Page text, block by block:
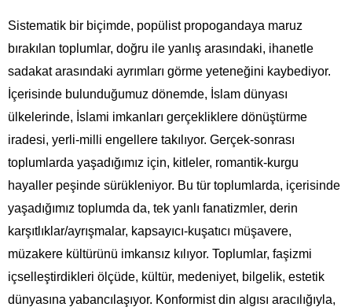
Sistematik bir biçimde, popülist propogandaya maruz
bırakılan toplumlar, doğru ile yanlış arasındaki, ihanetle
sadakat arasındaki ayrımları görme yeteneğini kaybediyor.
İçerisinde bulunduğumuz dönemde, İslam dünyası
ülkelerinde, İslami imkanları gerçekliklere dönüştürme
iradesi, yerli-milli engellere takılıyor. Gerçek-sonrası
toplumlarda yaşadığımız için, kitleler, romantik-kurgu
hayaller peşinde sürükleniyor. Bu tür toplumlarda, içerisinde
yaşadığımız toplumda da, tek yanlı fanatizmler, derin
karşıtlıklar/ayrışmalar, kapsayıcı-kuşatıcı müşavere,
müzakere kültürünü imkansız kılıyor. Toplumlar, faşizmi
içselleştirdikleri ölçüde, kültür, medeniyet, bilgelik, estetik
dünyasına yabancılaşıyor. Konformist din algısı aracılığıyla,